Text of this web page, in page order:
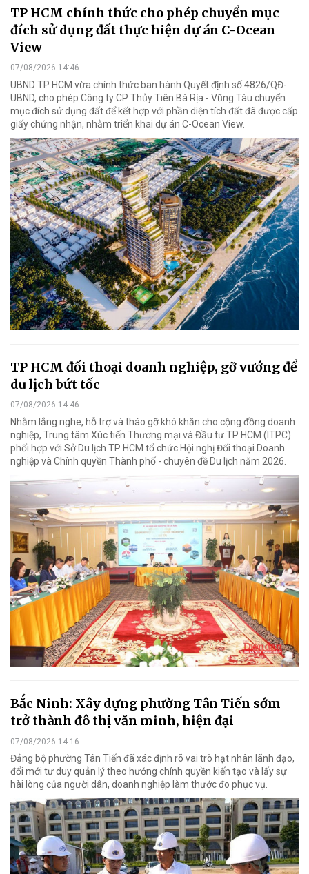
TP HCM chính thức cho phép chuyển mục
đích sử dụng đất thực hiện dự án C-Ocean
View
07/08/2026 14:46
UBND TP HCM vừa chính thức ban hành Quyết định số 4826/QĐ-
UBND, cho phép Công ty CP Thủy Tiên Bà Rịa - Vũng Tàu chuyển
mục đích sử dụng đất để kết hợp với phần diện tích đất đã được cấp
giấy chứng nhận, nhằm triển khai dự án C-Ocean View.
TP HCM đối thoại doanh nghiệp, gỡ vướng để
du lịch bứt tốc
07/08/2026 14:46
Nhằm lắng nghe, hỗ trợ và tháo gỡ khó khăn cho cộng đồng doanh
nghiệp, Trung tâm Xúc tiến Thương mại và Đầu tư TP HCM (ITPC)
phối hợp với Sở Du lịch TP HCM tổ chức Hội nghị Đối thoại Doanh
nghiệp và Chính quyền Thành phố - chuyên đề Du lịch năm 2026.
Bắc Ninh: Xây dựng phường Tân Tiến sớm
trở thành đô thị văn minh, hiện đại
07/08/2026 14:16
Đảng bộ phường Tân Tiến đã xác định rõ vai trò hạt nhân lãnh đạo,
đổi mới tư duy quản lý theo hướng chính quyền kiến tạo và lấy sự
hài lòng của người dân, doanh nghiệp làm thước đo phục vụ.